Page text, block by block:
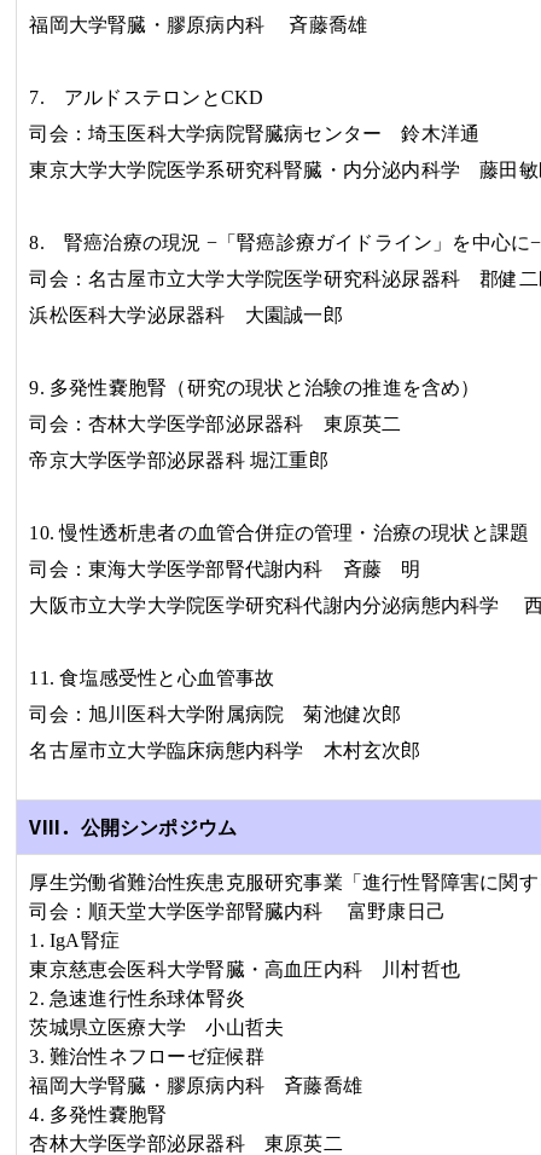
福岡大学腎臓・膠原病内科
斉藤喬雄
7. アルドステロンとCKD
司会：埼玉医科大学病院腎臓病センター鈴木洋通
東京大学大学院医学系研究科腎臓・内分泌内科学藤田
8. 腎癌治療の現況 −「腎癌診療ガイドライン」を中心に−
司会：名古屋市立大学大学院医学研究科泌尿器科郡健
浜松医科大学泌尿器科 大園誠一郎
9. 多発性嚢胞腎（研究の現状と治験の推進を含め）
司会：杏林大学医学部泌尿器科 東原英二
帝京大学医学部泌尿器科 堀江重郎
10. 慢性透析患者の血管合併症の管理・治療の現状と課題
司会：東海大学医学部腎代謝内科 斉藤 明
大阪市立大学大学院医学研究科代謝内分泌病態内科学
11. 食塩感受性と心血管事故
司会：旭川医科大学附属病院菊池健次郎
名古屋市立大学臨床病態内科学 木村玄次郎
VIII． 公開シンポジウム
厚生労働省難治性疾患克服研究事業「進行性腎障害に関
司会：順天堂大学医学部腎臓内科
富野康日己
1. IgA腎症
東京慈恵会医科大学腎臓・高血圧内科 川村哲也
2. 急速進行性糸球体腎炎
茨城県立医療大学小山哲夫
3. 難治性ネフローゼ症候群
福岡大学腎臓・膠原病内科 斉藤喬雄
4. 多発性嚢胞腎
杏林大学医学部泌尿器科 東原英二